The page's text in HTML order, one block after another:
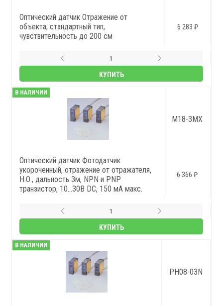
Оптический датчик Отражение от
объекта, стандартный тип,
чувствительность до 200 см
6 283 ₽
КУПИТЬ
В НАЛИЧИИ
M18-3MX
Оптический датчик Фотодатчик
укороченный, отражение от отражателя,
Н.О., дальность 3м, NPN и PNP
транзистор, 10...30В DC, 150 мА макс.
6 366 ₽
КУПИТЬ
В НАЛИЧИИ
PH08-03N